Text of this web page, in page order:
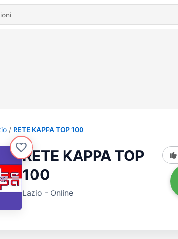
RETE KAPPA TOP 100
RETE KAPPA TOP
100
Lazio - Online